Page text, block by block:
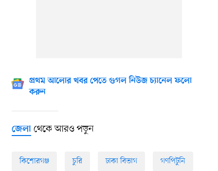
প্রথম আলোর খবর পেতে গুগল নিউজ চ্যানেল ফলো
করুন
জেলাথেকে আরও পড়ুন
কিশোরগঞ্জ চুরি ঢাকা বিভাগ গণপিটুনি